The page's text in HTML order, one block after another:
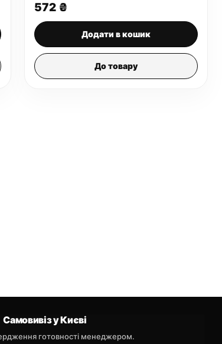
572 ₴
Додати в кошик
До товару
Самовивіз у Києві
готовності менеджером.